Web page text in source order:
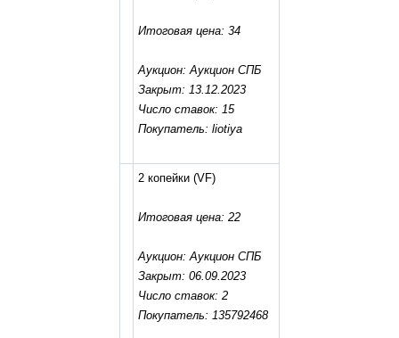
Итоговая цена: 34
Аукцион: Аукцион СПБ
Закрыт: 13.12.2023
Число ставок: 15
Покупатель: liotiya
2 копейки (VF)
Итоговая цена: 22
Аукцион: Аукцион СПБ
Закрыт: 06.09.2023
Число ставок: 2
Покупатель: 135792468